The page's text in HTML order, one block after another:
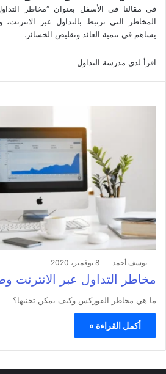
في مقالنا في الأسفل بعنوان “مخاطر
المخاطر التي ترتبط بالتداول عبر
يساهم في تنمية العائد وتقليص الخسائر.
اقرأ لدى مدرسة التداول
يوسف أحمد 8 نوفمبر، 2020
مخاطر التداول عبر الانترنت
ما هي مخاطر الفوركس وكيف يمكن تجنبها؟
أكمل القراءة »